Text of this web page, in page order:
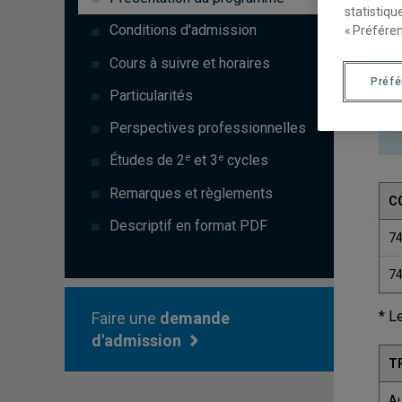
Conditions d'admission
Cours à suivre et horaires
Particularités
Perspectives professionnelles
Études de 2e et 3 e cycles
Remarques et règlements
Descriptif en format PDF
Faire une demande
d'admission
*
«